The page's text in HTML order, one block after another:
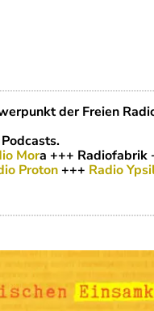
der Freien
Mora +++ Radiofabrik
Proton+++ Radio